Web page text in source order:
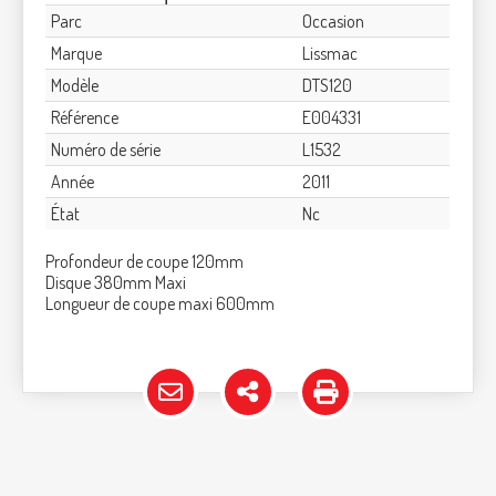
Parc
Occasion
Marque
Lissmac
Modèle
DTS120
Référence
E004331
Numéro de série
L1532
Année
2011
État
Nc
Profondeur de coupe 120mm
Disque 380mm Maxi
Longueur de coupe maxi 600mm